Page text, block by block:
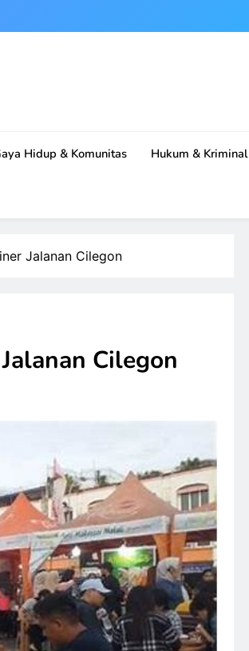
Hidup & Komunitas Hukum & Kriminal
Jalanan Cilegon
Cilegon